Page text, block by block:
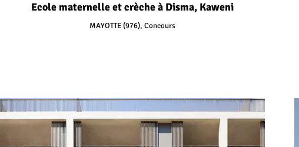
Ecole maternelle et crèche à Disma, Kaweni
MAYOTTE (976), Concours